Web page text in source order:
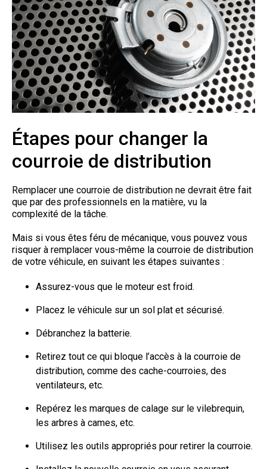
Étapes pour changer la
courroie de distribution
Remplacer une courroie de distribution ne devrait être fait
que par des professionnels en la matière, vu la
complexité de la tâche.
Mais si vous êtes féru de mécanique, vous pouvez vous
risquer à remplacer vous-même la courroie de distribution
de votre véhicule, en suivant les étapes suivantes :
Assurez-vous que le moteur est froid.
Placez le véhicule sur un sol plat et sécurisé.
Débranchez la batterie.
Retirez tout ce qui bloque l’accès à la courroie de
distribution, comme des cache-courroies, des
ventilateurs, etc.
Repérez les marques de calage sur le vilebrequin,
les arbres à cames, etc.
Utilisez les outils appropriés pour retirer la courroie.